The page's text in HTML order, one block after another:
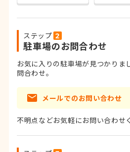
ステップ
駐車場のお問合わせ
お気に入りの駐車場が見つかりま
問合わせ。
メールでのお問い合わせ
不明点などお気軽にお問い合わせ